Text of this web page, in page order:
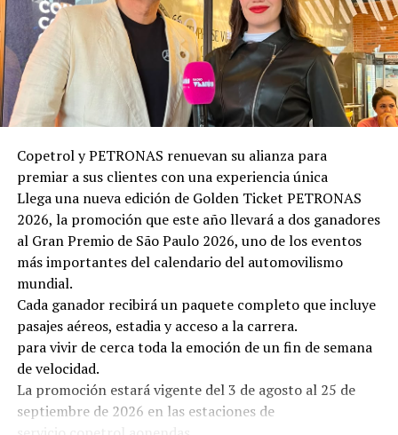
Copetrol y PETRONAS renuevan su alianza para
premiar a sus clientes con una experiencia única
Llega una nueva edición de Golden Ticket PETRONAS
2026, la promoción que este año llevará a dos ganadores
al Gran Premio de São Paulo 2026, uno de los eventos
más importantes del calendario del automovilismo
mundial.
Cada ganador recibirá un paquete completo que incluye
pasajes aéreos, estadia y acceso a la carrera.
para vivir de cerca toda la emoción de un fin de semana
de velocidad.
La promoción estará vigente del 3 de agosto al 25 de
septiembre de 2026 en las estaciones de